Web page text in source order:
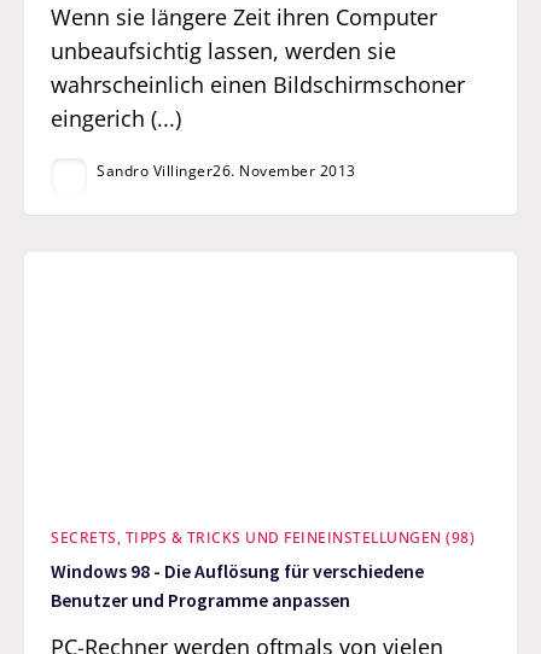
Wenn sie längere Zeit ihren Computer
unbeaufsichtig lassen, werden sie
wahrscheinlich einen Bildschirmschoner
eingerich (...)
Sandro Villinger26. November 2013
SECRETS, TIPPS & TRICKS UND FEINEINSTELLUNGEN (98)
Windows 98 - Die Auflösung für verschiedene
Benutzer und Programme anpassen
PC-Rechner werden oftmals von vielen